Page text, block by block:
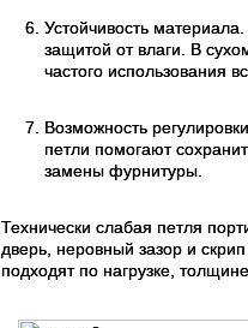
Устойчивость
защитой от влаги. В
частого использования
Возможность
петли помогают
замены фурнитуры.
Технически слабая петля
дверь, неровный зазор и
подходят по нагрузке,